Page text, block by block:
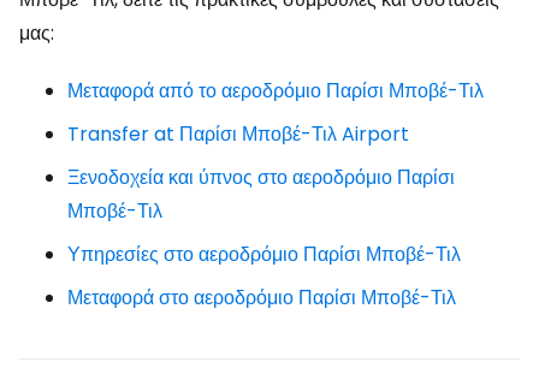
μας:
Μεταφορά από το αεροδρόμιο Παρίσι Μποβέ-Τιλ
Transfer at Παρίσι Μποβέ-Τιλ Airport
Ξενοδοχεία και ύπνος στο αεροδρόμιο Παρίσι
Μποβέ-Τιλ
Υπηρεσίες στο αεροδρόμιο Παρίσι Μποβέ-Τιλ
Μεταφορά στο αεροδρόμιο Παρίσι Μποβέ-Τιλ